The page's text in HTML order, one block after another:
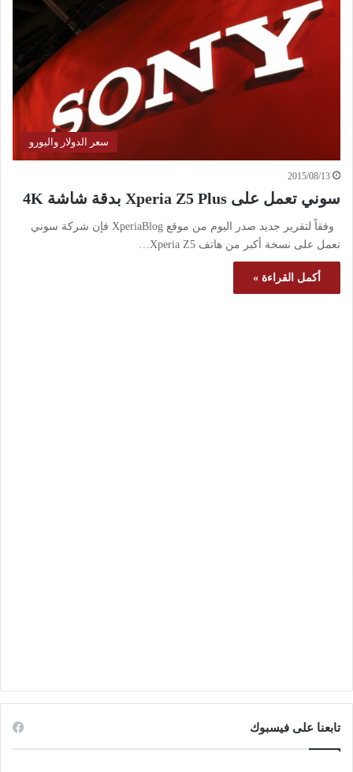
سعر الدولار واليورو
2015/08/13
سوني تعمل على Xperia Z5 Plus بدقة شاشة 4K
وفقاً لتقرير جديد صدر اليوم من موقع XperiaBlog فإن شركة سوني
تعمل على نسخة أكبر من هاتف Xperia Z5…
أكمل القراءة »
تابعنا على فيسبوك